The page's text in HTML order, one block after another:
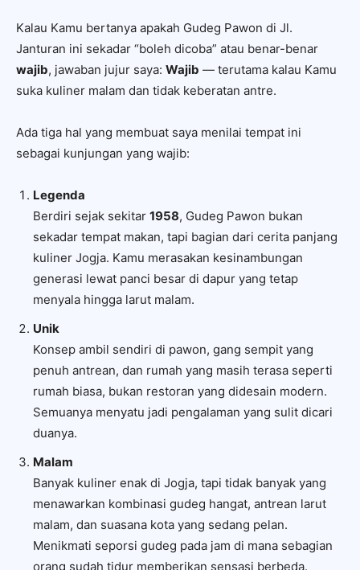
Kalau Kamu bertanya apakah Gudeg Pawon di Jl.
Janturan ini sekadar “boleh dicoba” atau benar-benar
wajib, jawaban jujur saya: Wajib — terutama kalau Kamu
suka kuliner malam dan tidak keberatan antre.
Ada tiga hal yang membuat saya menilai tempat ini
sebagai kunjungan yang wajib:
Legenda
Berdiri sejak sekitar 1958, Gudeg Pawon bukan
sekadar tempat makan, tapi bagian dari cerita panjang
kuliner Jogja. Kamu merasakan kesinambungan
generasi lewat panci besar di dapur yang tetap
menyala hingga larut malam.
Unik
Konsep ambil sendiri di pawon, gang sempit yang
penuh antrean, dan rumah yang masih terasa seperti
rumah biasa, bukan restoran yang didesain modern.
Semuanya menyatu jadi pengalaman yang sulit dicari
duanya.
Malam
Banyak kuliner enak di Jogja, tapi tidak banyak yang
menawarkan kombinasi gudeg hangat, antrean larut
malam, dan suasana kota yang sedang pelan.
Menikmati seporsi gudeg pada jam di mana sebagian
orang sudah tidur memberikan sensasi berbeda.